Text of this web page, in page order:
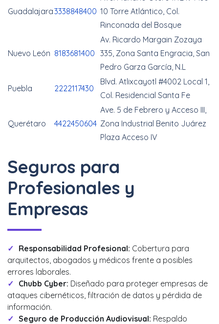
Guadalajara3338848400 10 Torre Atlántico, Col.
Rinconada del Bosque
Nuevo León 8183681400
Av. Ricardo Margain Zozaya
335, Zona Santa Engracia, San
Pedro Garza García, N.L
Puebla 2222117430
Blvd. Atlixcayotl #4002 Local 1,
Col. Residencial Santa Fe
Querétaro 4422450604
Ave. 5 de Febrero y Acceso III,
Zona Industrial Benito Juárez
Plaza Acceso IV
Seguros para
Profesionales y
Empresas
Responsabilidad Profesional: Cobertura para
arquitectos, abogados y médicos frente a posibles
errores laborales.
Chubb Cyber: Diseñado para proteger empresas de
ataques cibernéticos, filtración de datos y pérdida de
información.
Seguro de Producción Audiovisual: Respaldo